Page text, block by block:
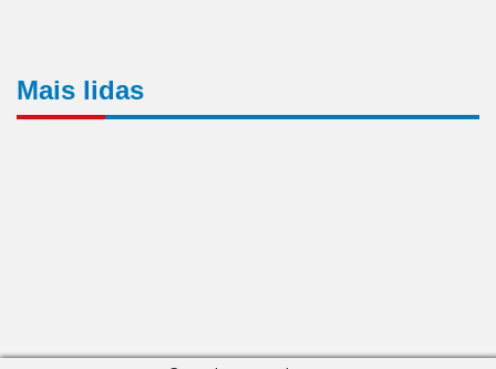
Mais lidas